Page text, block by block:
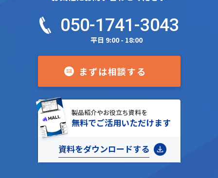
050-1741-3043
平日 9:00 - 18:00
まずは相談する
製品紹介やお役立ち資料を
無料でご活用いただけます
資料をダウンロードする